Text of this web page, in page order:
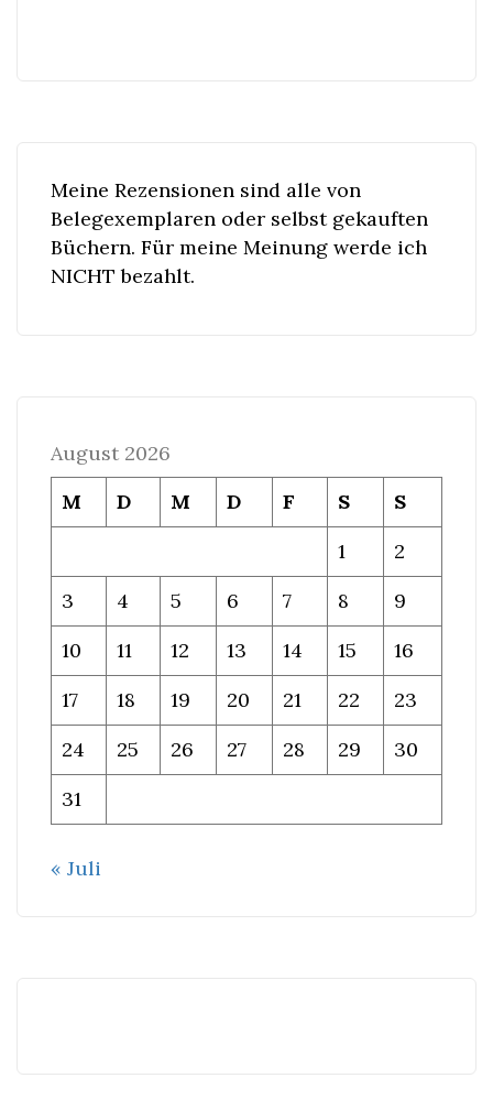
Meine Rezensionen sind alle von
Belegexemplaren oder selbst gekauften
Büchern. Für meine Meinung werde ich
NICHT bezahlt.
August 2026
M
D M D F S
S
1
2
3
4 5 6 7 8
9
10
11 12 13 14 15
16
17
18 19 20 21 22
23
24
25 26 27 28 29
30
31
« Juli